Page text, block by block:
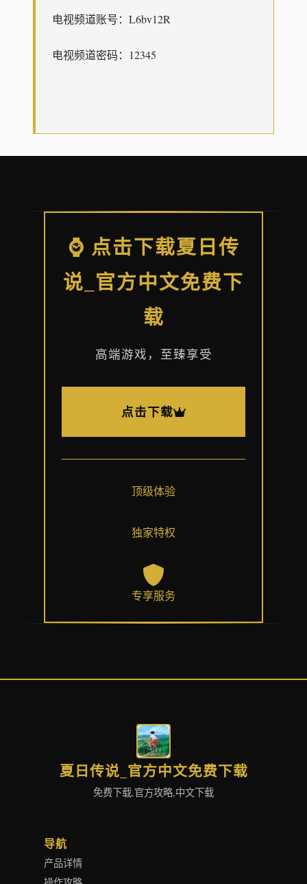
电视频道账号：L6bv12R
电视频道密码：12345
⌚ 点击下载夏日传
说_官方中文免费下
载
高端游戏，至臻享受
点击下载
顶级体验
独家特权
专享服务
夏日传说_官方中文免费下载
免费下载,官方攻略,中文下载
导航
产品详情